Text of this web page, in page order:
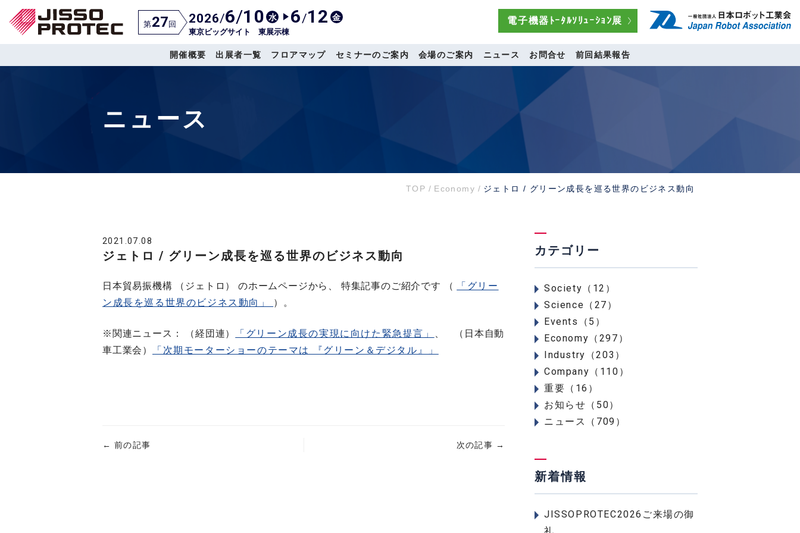
第27回 2026/6/10 水 6/12 金
東京ビッグサイト 東展示棟
電子機器ﾄｰﾀﾙｿﾘｭｰｼｮﾝ展
開催概要 出展者一覧 フロアマップ セミナーのご案内 会場のご案内 ニュース お問合せ 前回結果報告
ニュース
TOP / Economy / ジェトロ / グリーン成長を巡る世界のビジネス動向
2021.07.08
ジェトロ / グリーン成長を巡る世界のビジネス動向
日本貿易振機構 （ジェトロ） のホームページから、 特集記事のご紹介です （
「グリー
ン成長を巡る世界のビジネス動向」
）。
※関連ニュース： （経団連） 「グリーン成長の実現に向けた緊急提言」
、 （日本自動
車工業会）
「次期モーターショーのテーマは 『グリーン＆デジタル』」
← 前の記事 次の記事 →
カテゴリー
Society（12）
Science（27）
Events（5）
Economy（297）
Industry（203）
Company（110）
重要（16）
お知らせ（50）
ニュース（709）
新着情報
JISSOPROTEC2026ご来場の御